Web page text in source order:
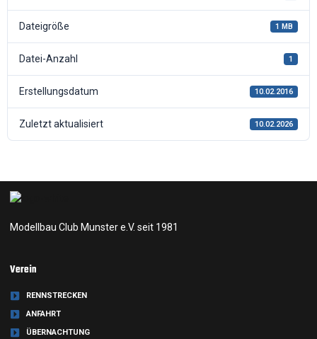
Dateigröße 1 MB
Datei-Anzahl 1
Erstellungsdatum 10.02.2016
Zuletzt aktualisiert 10.02.2026
Modellbau Club Munster e.V. seit 1981
Verein
RENNSTRECKEN
ANFAHRT
ÜBERNACHTUNG